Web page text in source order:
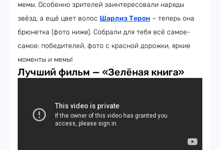
мемы. Особенно зрителей заинтересовали наряды
звёзд, а ещё цвет волос Шарлиз Терон – теперь она
брюнетка (фото ниже). Собрали для тебя всё самое-
самое: победителей, фото с красной дорожки, яркие
моменты и мемы!
Лучший фильм — «Зелёная книга»